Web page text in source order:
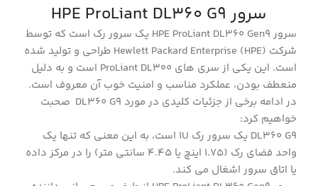
سرور HPE ProLiant DL360 G9
سرور HPE ProLiant DL360 Gen9 یک سرور رک است که توسط
شرکت Hewlett Packard Enterprise (HPE) طراحی و تولید شده
است. این یکی از سری های ProLiant DL300 است و به دلیل
منعطف بودن، عملکرد مناسب و امنیت خوب آن معروف است.
در ادامه برخی از جزئیات کلیدی در مورد DL360 G9 صحبت
خواهیم کرد:
DL360 G9 یک سرور رک 1U است، به این معنی که تنها یک
واحد فضای رک (1.75 اینچ یا 4.45 سانتی متر) را در مرکز داده
یا اتاق سرور اشغال می کند.